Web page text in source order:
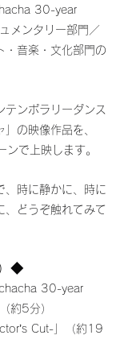
30-year
メンタリー部門／
・音楽・文化部門の
テンポラリーダンス
の映像作品を、
で上映します。
、時に静かに、時に
、どうぞ触れてみて
◆
30-year
約5分）
Cut-」（約19